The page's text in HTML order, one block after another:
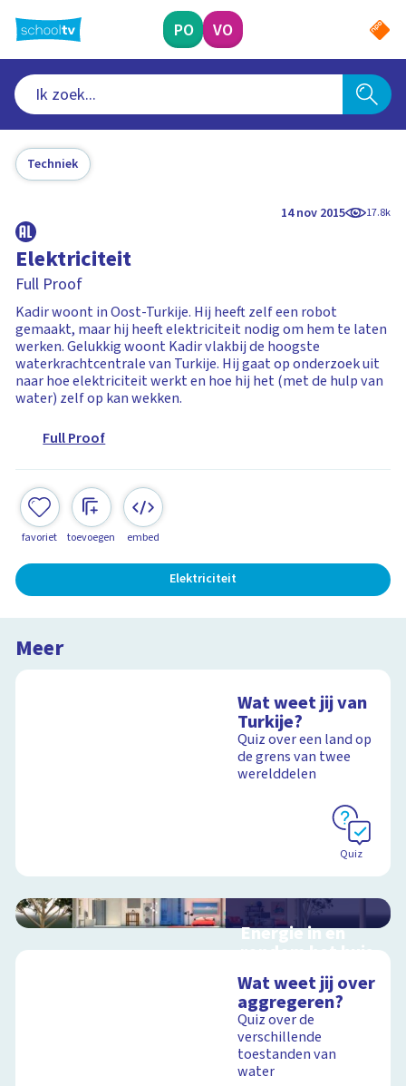
naar
hoofdinhoud
PO VO
Techniek
14 nov 2015 17.8k
Elektriciteit
Full Proof
Kadir woont in Oost-Turkije. Hij heeft zelf een robot
gemaakt, maar hij heeft elektriciteit nodig om hem te laten
werken. Gelukkig woont Kadir vlakbij de hoogste
waterkrachtcentrale van Turkije. Hij gaat op onderzoek uit
naar hoe elektriciteit werkt en hoe hij het (met de hulp van
water) zelf op kan wekken.
Full Proof
favoriet toevoegen embed
Elektriciteit
Meer
Wat weet jij van
Turkije?
Quiz over een land op
de grens van twee
werelddelen
Quiz
Energie in en
rondom het huis
schoolplaat in en
rondom het huis
Wat weet jij over
aggregeren?
Quiz over de
verschillende
toestanden van
water